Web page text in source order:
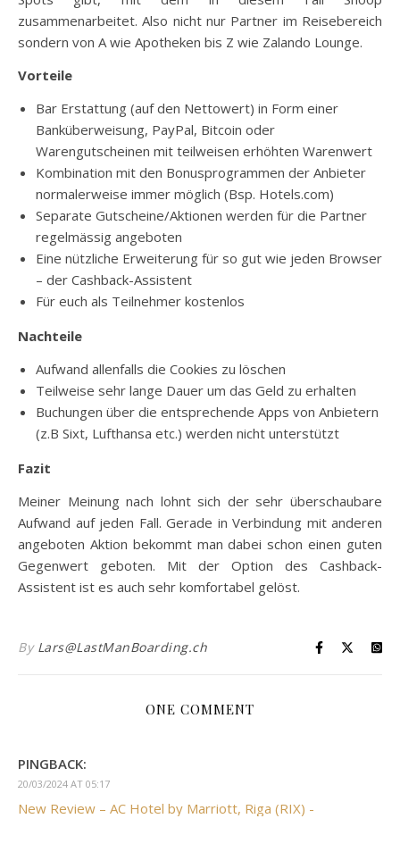
zusammenarbeitet. Also nicht nur Partner im Reisebereich
sondern von A wie Apotheken bis Z wie Zalando Lounge.
Vorteile
Bar Erstattung (auf den Nettowert) in Form einer
Banküberweisung, PayPal, Bitcoin oder
Warengutscheinen mit teilweisen erhöhten Warenwert
Kombination mit den Bonusprogrammen der Anbieter
normalerweise immer möglich (Bsp. Hotels.com)
Separate Gutscheine/Aktionen werden für die Partner
regelmässig angeboten
Eine nützliche Erweiterung für so gut wie jeden Browser
– der Cashback-Assistent
Für euch als Teilnehmer kostenlos
Nachteile
Aufwand allenfalls die Cookies zu löschen
Teilweise sehr lange Dauer um das Geld zu erhalten
Buchungen über die entsprechende Apps von Anbietern
(z.B Sixt, Lufthansa etc.) werden nicht unterstützt
Fazit
Meiner Meinung nach lohnt sich der sehr überschaubare
Aufwand auf jeden Fall. Gerade in Verbindung mit anderen
angeboten Aktion bekommt man dabei schon einen guten
Gegenwert geboten. Mit der Option des Cashback-
Assistent ist es auch sehr komfortabel gelöst.
By Lars@LastManBoarding.ch
ONE COMMENT
PINGBACK:
20/03/2024 AT 05:17
New Review – AC Hotel by Marriott, Riga (RIX) -